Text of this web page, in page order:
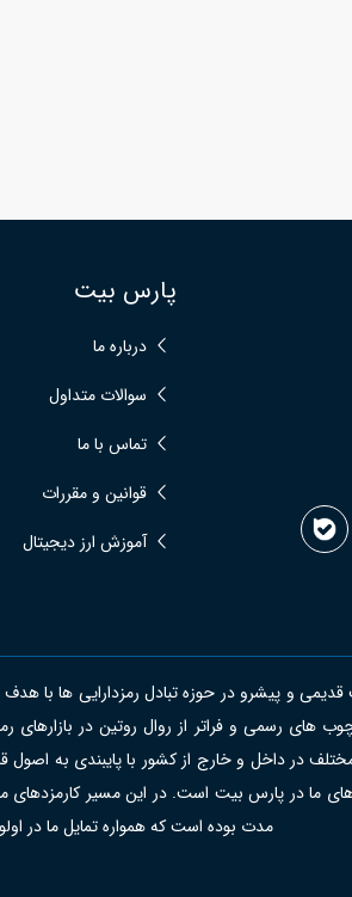
پارس بیت
درباره ما
سوالات متداول
تماس با ما
قوانین و مقررات
آموزش ارز دیجیتال
و پیشرو در حوزه تبادل رمزدارایی ها با هدف
های رسمی و فراتر از روال روتین در
مختلف در داخل و خارج از کشور با پایبندی به
ما در پارس بیت است. در این مسیر کارمزدهای
مدت بوده است که همواره تمایل ما در